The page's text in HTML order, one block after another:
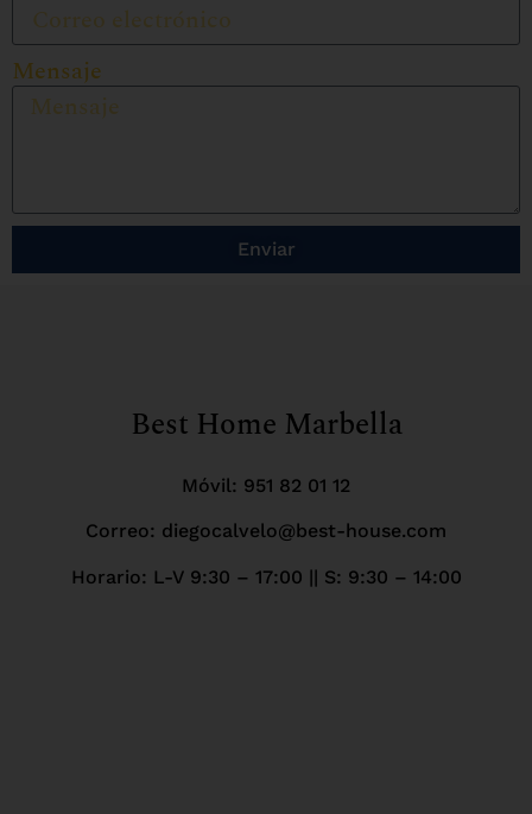
Mensaje
Enviar
Best Home Marbella
Móvil: 951 82 01 12
Correo: diegocalvelo@best-house.com
Horario: L-V 9:30 – 17:00 || S: 9:30 – 14:00